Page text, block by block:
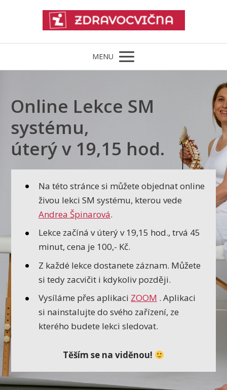
MENU
Online Lekce SM
systému,
úterý v 19,15 hod.
Na této stránce si můžete objednat online
živou lekci SM systému, kterou vede
Andrea Špinarová.
Lekce začíná v úterý v 19,15 hod., trvá 45
minut, cena je 100,- Kč.
Z každé lekce dostanete záznam. Můžete
si tedy zacvičit i kdykoliv později.
Vysíláme přes aplikaci ZOOM . Aplikaci
si nainstalujte do svého zařízení, ze
kterého budete lekci sledovat.
Těším se na viděnou!